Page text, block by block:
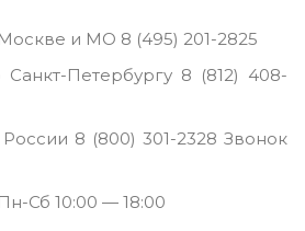
и МО 8 (495) 201-2825
Петербургу 8 (812) 408-
8 (800) 301-2328 Звонок
Сб 10:00 — 18:00